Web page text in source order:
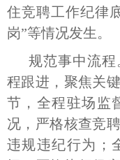
住竞聘工作纪律
岗”等情况发生。
规范事中流
程跟进，聚焦关
节，全程驻场监
况，严格核查竞
违规违纪行为；